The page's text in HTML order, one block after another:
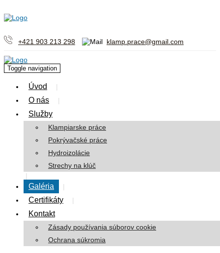
+421 903 213 298 klamp.prace@gmail.com
Toggle navigation
Úvod
O nás
Služby
Klampiarske práce
Pokrývačské práce
Hydroizolácie
Strechy na klúč
Galéria
Certifikáty
Kontakt
Zásady používania súborov cookie
Ochrana súkromia